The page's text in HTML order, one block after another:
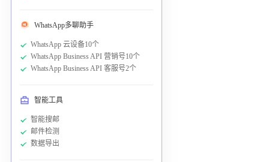
WhatsApp多聊助手
WhatsApp 云设备10个
WhatsApp Business API 营销号10个
WhatsApp Business API 客服号2个
智能工具
智能搜邮
邮件检测
数据导出